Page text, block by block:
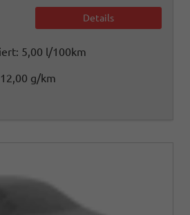
Details
5,00 l/100km
g/km